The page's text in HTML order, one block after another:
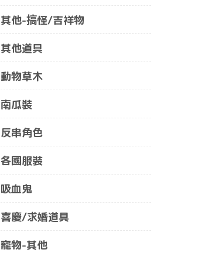
其他-搞怪/吉祥物
其他道具
動物草木
南瓜裝
反串角色
各國服裝
吸血鬼
喜慶/求婚道具
寵物-其他